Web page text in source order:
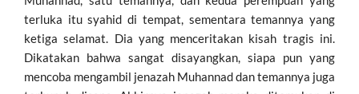
terluka itu syahid di tempat, sementara temannya yang
ketiga selamat. Dia yang menceritakan kisah tragis ini.
Dikatakan bahwa sangat disayangkan, siapa pun yang
mencoba mengambil jenazah Muhannad dan temannya juga